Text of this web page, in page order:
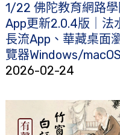
1/22 佛陀教育網路
App更新2.0.4版｜法
長流App、華藏桌面瀏
覽器Windows/macOS
2026-02-24